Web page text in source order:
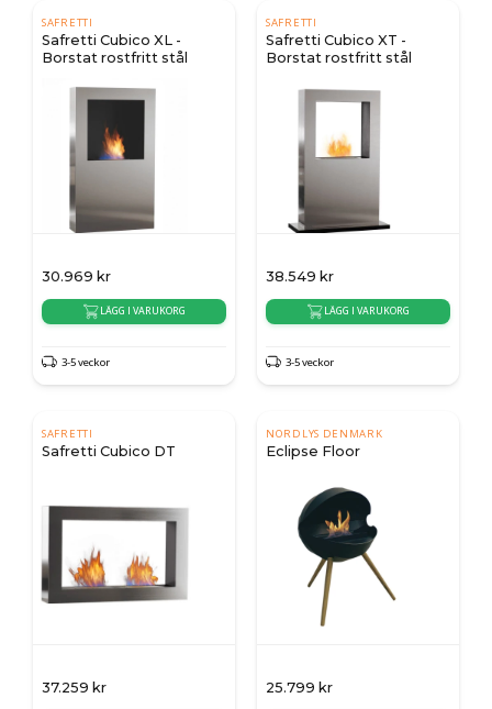
SAFRETTI
Safretti Cubico XL -
Borstat rostfritt stål
30.969 kr
LÄGG I VARUKORG
3-5 veckor
SAFRETTI
Safretti Cubico XT -
Borstat rostfritt stål
38.549 kr
LÄGG I VARUKORG
3-5 veckor
SAFRETTI
Safretti Cubico DT
37.259 kr
NORDLYS DENMARK
Eclipse Floor
25.799 kr